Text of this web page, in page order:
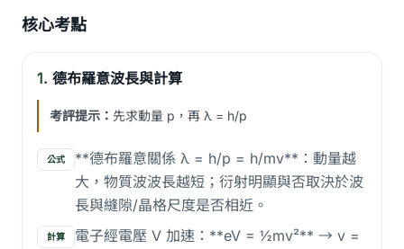
核心考點
1. 德布羅意波長與計算
考評提示： 先求動量 p，再 λ = h/p
公式
**德布羅意關係 λ = h/p = h/mv**：動量越
大，物質波波長越短；衍射明顯與否取決於波
長與縫隙/晶格尺度是否相近。
計算
電子經電壓 V 加速：**eV = ½mv²** → v =